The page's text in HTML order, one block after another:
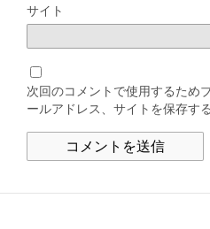
サイト
次回のコメントで使用するため
ールアドレス、サイトを保存する